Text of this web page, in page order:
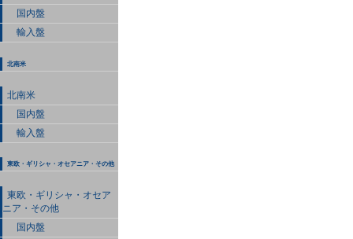
国内盤
輸入盤
北南米
北南米
国内盤
輸入盤
東欧・ギリシャ・オセアニア・その他
東欧・ギリシャ・オセア
ニア・その他
国内盤